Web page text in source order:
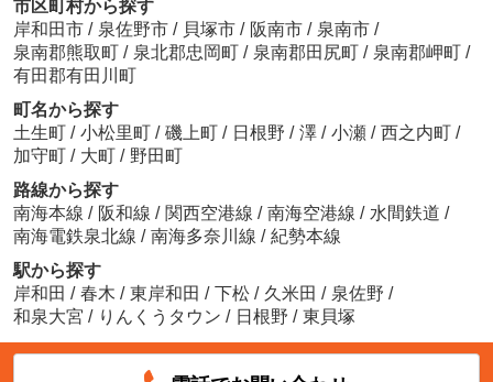
市区町村から探す
岸和田市 / 泉佐野市 / 貝塚市 / 阪南市 / 泉南市 /
泉南郡熊取町 / 泉北郡忠岡町 / 泉南郡田尻町 / 泉南郡岬町 /
有田郡有田川町
町名から探す
土生町 / 小松里町 / 磯上町 / 日根野 / 澤 / 小瀬 / 西之内町 /
加守町 / 大町 / 野田町
路線から探す
南海本線 / 阪和線 / 関西空港線 / 南海空港線 / 水間鉄道 /
南海電鉄泉北線 / 南海多奈川線 / 紀勢本線
駅から探す
岸和田 / 春木 / 東岸和田 / 下松 / 久米田 / 泉佐野 /
和泉大宮 / りんくうタウン / 日根野 / 東貝塚